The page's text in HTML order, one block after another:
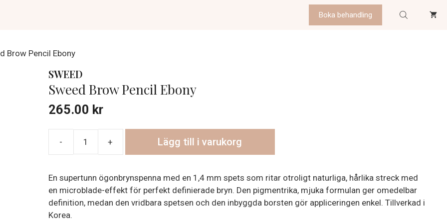
Boka behandling
Brow Pencil Ebony
SWEED
Sweed Brow Pencil Ebony
265.00 kr
Ebony
mängd
Lägg till i varukorg
En supertunn ögonbrynspenna med en 1,4 mm spets som ritar otroligt naturliga, hårlika streck med
en microblade-effekt för perfekt definierade bryn. Den pigmentrika, mjuka formulan ger omedelbar
definition, medan den vridbara spetsen och den inbyggda borsten gör appliceringen enkel. Tillverkad i
Korea.